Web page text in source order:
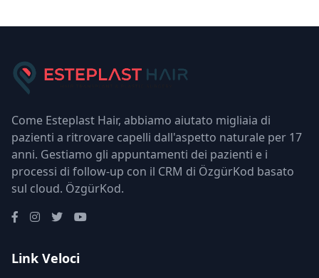
Come Esteplast Hair, abbiamo aiutato migliaia di
pazienti a ritrovare capelli dall'aspetto naturale per 17
anni. Gestiamo gli appuntamenti dei pazienti e i
processi di follow-up con il CRM di ÖzgürKod basato
sul cloud. ÖzgürKod.
Link Veloci